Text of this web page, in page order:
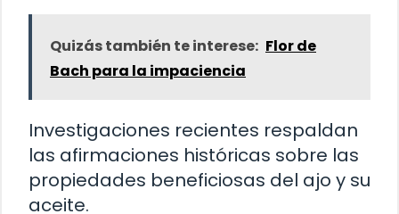
Quizás también te interese: Flor de
Bach para la impaciencia
Investigaciones recientes respaldan
las afirmaciones históricas sobre las
propiedades beneficiosas del ajo y su
aceite.